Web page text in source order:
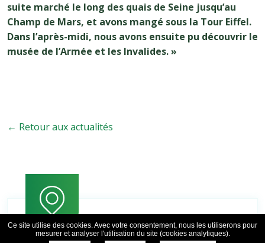
suite marché le long des quais de Seine jusqu’au
Champ de Mars, et avons mangé sous la Tour Eiffel.
Dans l’après-midi, nous avons ensuite pu découvrir le
musée de l’Armée et les Invalides. »
← Retour aux actualités
Ce site utilise des cookies. Avec votre consentement, nous les utiliserons pour
mesurer et analyser l'utilisation du site (cookies analytiques).